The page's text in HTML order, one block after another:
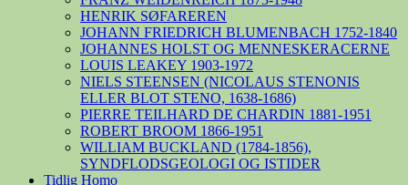
HENRIK SØFAREREN
JOHANN FRIEDRICH BLUMENBACH 1752-1840
JOHANNES HOLST OG MENNESKERACERNE
LOUIS LEAKEY 1903-1972
NIELS STEENSEN (NICOLAUS STENONIS
ELLER BLOT STENO, 1638-1686)
PIERRE TEILHARD DE CHARDIN 1881-1951
ROBERT BROOM 1866-1951
WILLIAM BUCKLAND (1784-1856),
SYNDFLODSGEOLOGI OG ISTIDER
Tidlig Homo